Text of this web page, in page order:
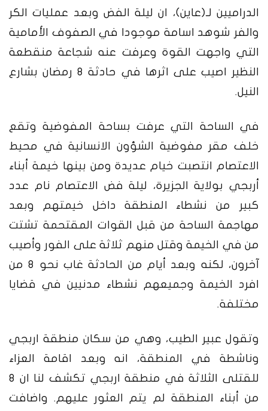
الدراميين لـ(عاين)، ان ليلة الفض وبعد عمليات الكر
والفر شوهد اسامة موجودا في الصفوف الأمامية
التي واجهت القوة وعرفت عنه شجاعة منقطعة
النظير اصيب على اثرها في حادثة 8 رمضان بشارع
النيل.
في الساحة التي عرفت بساحة المفوضية وتقع
خلف مقر مفوضية الشؤون الانسانية في محيط
الاعتصام انتصبت خيام عديدة ومن بينها خيمة أبناء
أربجي بولاية الجزيرة، ليلة فض الاعتصام نام عدد
كبير من نشطاء المنطقة داخل خيمتهم وبعد
مهاجمة الساحة من قبل القوات المقتحمة تشتت
من في الخيمة وقتل منهم ثلاثة على الفور وأصيب
آخرون، لكنه وبعد أيام من الحادثة غاب نحو 8 من
افرد الخيمة وجميعهم نشطاء مدنيين في قضايا
مختلفة.
وتقول عبير الطيب، وهي من سكان منطقة اربجي
وناشطة في المنطقة، انه وبعد اقامة العزاء
للقتلى الثلاثة في منطقة اربجي تكشف لنا ان
من أبناء المنطقة لم يتم العثور عليهم. واضافت